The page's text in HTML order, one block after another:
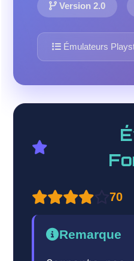
Version 2.0
Émulateurs
70
Remarque